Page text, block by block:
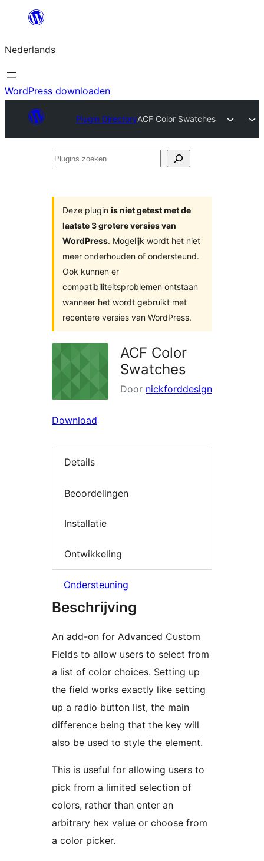
de
inhoud
Nederlands
WordPress downloaden
Plugin DirectoryACF Color Swatches
Plugins
Deze plugin is niet getest met de
laatste 3 grotere versies van
WordPress. Mogelijk wordt het niet
meer onderhouden of ondersteund.
Ook kunnen er
compatibiliteitsproblemen ontstaan
wanneer het wordt gebruikt met
recentere versies van WordPress.
ACF Color
Swatches
Door nickforddesign
Download
Details
Beoordelingen
Installatie
Ontwikkeling
Ondersteuning
Beschrijving
An add-on for Advanced Custom
Fields to allow users to select from
a list of color choices. Setting up
the field works exactly like setting
up a radio button list, the main
difference being that the key will
also be used to style the element.
This is useful for allowing users to
pick from a limited selection of
colors, rather than enter an
arbitrary hex value or choose from
a color picker.